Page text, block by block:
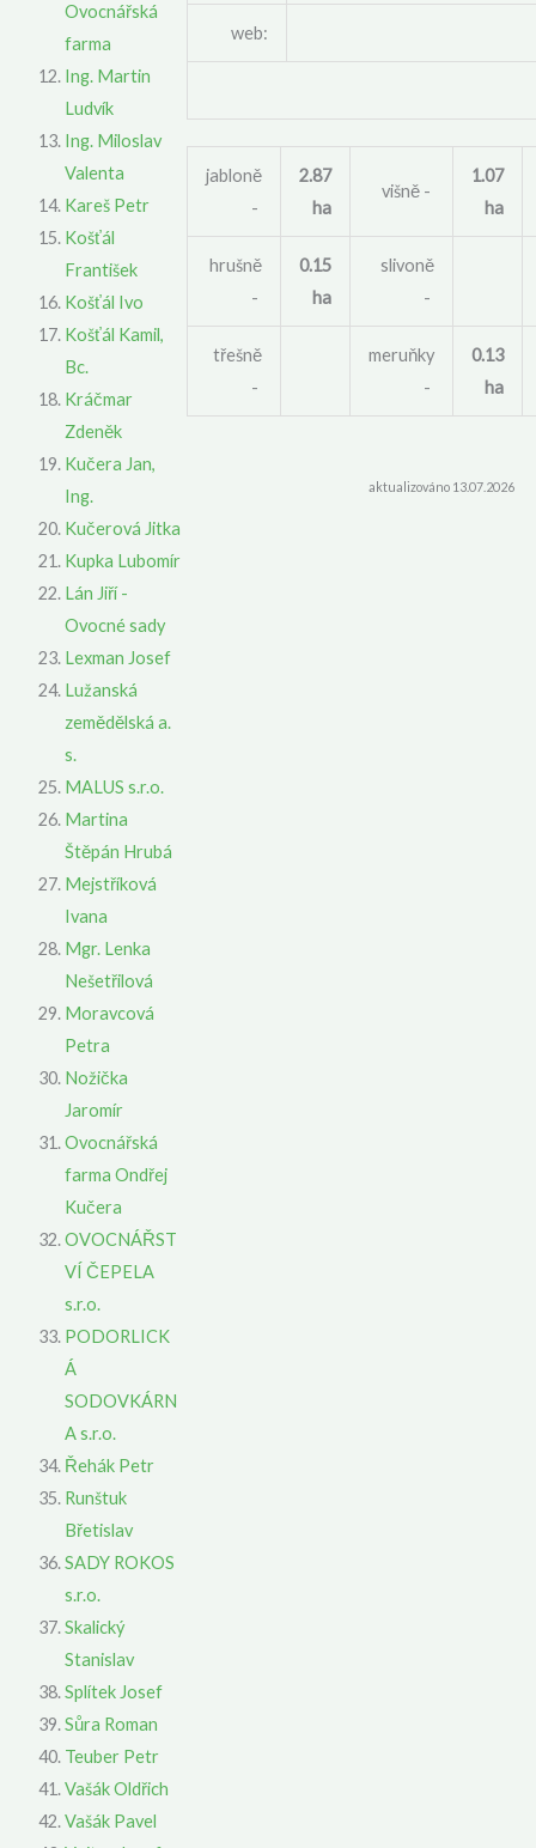
Ovocnářská
farma
Ing. Martin
Ludvík
Ing. Miloslav
Valenta
Kareš Petr
Košťál
František
Košťál Ivo
Košťál Kamil,
Bc.
Kráčmar
Zdeněk
Kučera Jan,
Ing.
Kučerová Jitka
Kupka Lubomír
Lán Jiří -
Ovocné sady
Lexman Josef
Lužanská
zemědělská a.
s.
MALUS s.r.o.
Martina
Štěpán Hrubá
Mejstříková
Ivana
Mgr. Lenka
Nešetřilová
Moravcová
Petra
Nožička
Jaromír
Ovocnářská
farma Ondřej
Kučera
OVOCNÁŘST
VÍ ČEPELA
s.r.o.
PODORLICK
Á
SODOVKÁRN
A s.r.o.
Řehák Petr
Runštuk
Břetislav
SADY ROKOS
s.r.o.
Skalický
Stanislav
Splítek Josef
Sůra Roman
Teuber Petr
Vašák Oldřich
Vašák Pavel
web:
jabloně
-
2.87
ha
višně -
1.07
ha
hrušně
-
0.15
ha
slivoně
-
třešně
-
meruňky
-
0.13
ha
aktualizováno 13.07.2026